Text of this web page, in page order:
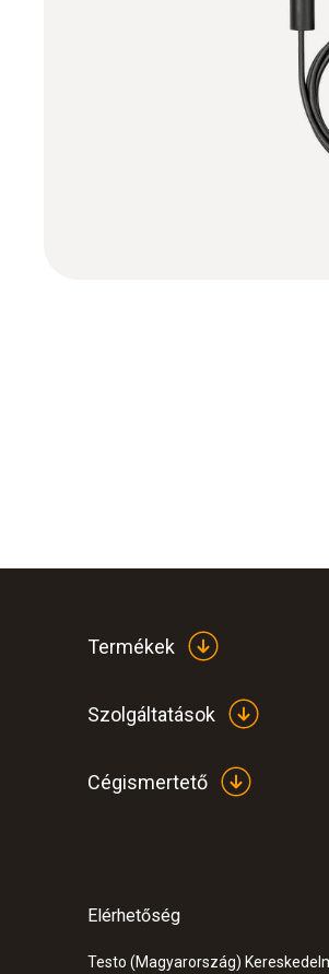
Termékek
Szolgáltatások
Cégismertető
Elérhetőség
Testo (Magyarország)